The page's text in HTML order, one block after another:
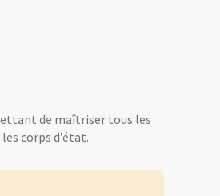
de maîtriser tous les
corps d’état.